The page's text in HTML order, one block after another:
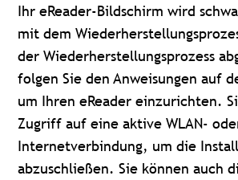
Ihr eReader-Bildschirm wird
mit dem
der Wiederherstellungsprozess
folgen Sie den Anweisungen auf
um Ihren eReader einzurichten.
Zugriff auf eine aktive WLAN-
Internetverbindung, um die
abzuschließen. Sie können auch